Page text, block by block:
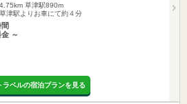
草津駅890m
津駅よりお車にて約４分
～
ラベルの宿泊プランを見る